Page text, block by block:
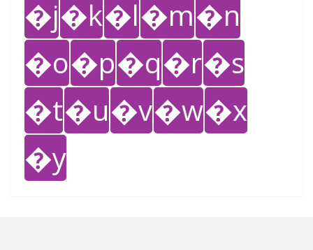
�j�k�l�m�n
�o�p�q�r�s
�t�u�v�w�x
�y